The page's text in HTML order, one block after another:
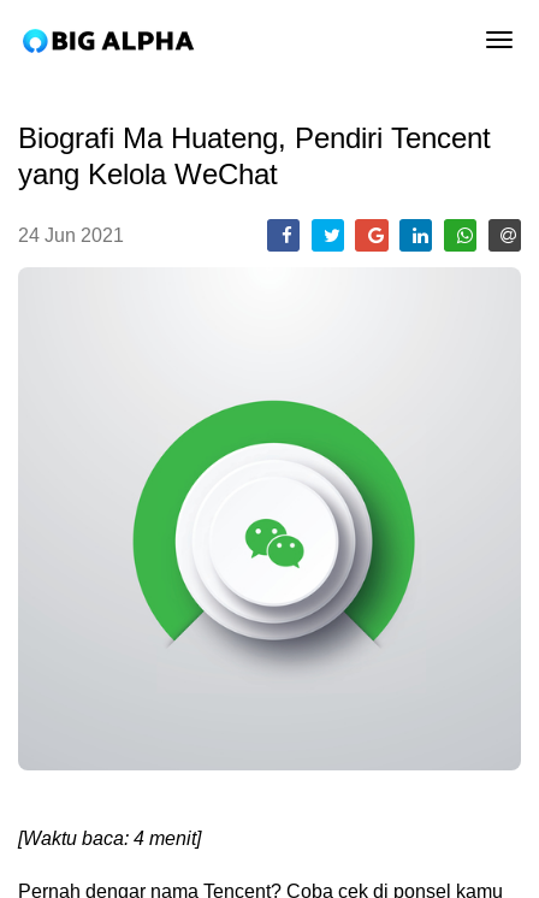
Biografi Ma Huateng, Pendiri Tencent
yang Kelola WeChat
24 Jun 2021
[Waktu baca: 4 menit]
Pernah dengar nama Tencent? Coba cek di ponsel kamu